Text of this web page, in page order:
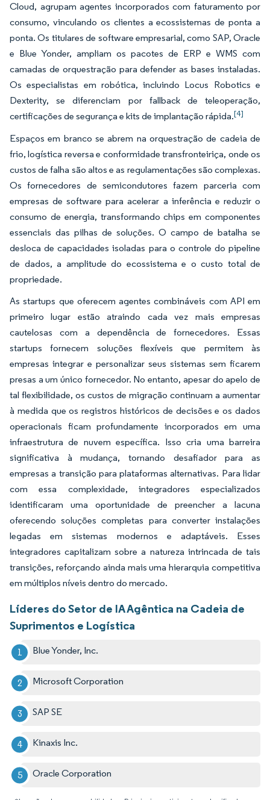
Cloud, agrupam agentes incorporados com faturamento por
consumo, vinculando os clientes a ecossistemas de ponta a
ponta. Os titulares de software empresarial, como SAP, Oracle
e Blue Yonder, ampliam os pacotes de ERP e WMS com
camadas de orquestração para defender as bases instaladas.
Os especialistas em robótica, incluindo Locus Robotics e
Dexterity, se diferenciam por fallback de teleoperação,
certificações de segurança e kits de implantação rápida.[4]
Espaços em branco se abrem na orquestração de cadeia de
frio, logística reversa e conformidade transfronteiriça, onde os
custos de falha são altos e as regulamentações são complexas.
Os fornecedores de semicondutores fazem parceria com
empresas de software para acelerar a inferência e reduzir o
consumo de energia, transformando chips em componentes
essenciais das pilhas de soluções. O campo de batalha se
desloca de capacidades isoladas para o controle do pipeline
de dados, a amplitude do ecossistema e o custo total de
propriedade.
As startups que oferecem agentes combináveis com API em
primeiro lugar estão atraindo cada vez mais empresas
cautelosas com a dependência de fornecedores. Essas
startups fornecem soluções flexíveis que permitem às
empresas integrar e personalizar seus sistemas sem ficarem
presas a um único fornecedor. No entanto, apesar do apelo de
tal flexibilidade, os custos de migração continuam a aumentar
à medida que os registros históricos de decisões e os dados
operacionais ficam profundamente incorporados em uma
infraestrutura de nuvem específica. Isso cria uma barreira
significativa à mudança, tornando desafiador para as
empresas a transição para plataformas alternativas. Para lidar
com essa complexidade, integradores especializados
identificaram uma oportunidade de preencher a lacuna
oferecendo soluções completas para converter instalações
legadas em sistemas modernos e adaptáveis. Esses
integradores capitalizam sobre a natureza intrincada de tais
transições, reforçando ainda mais uma hierarquia competitiva
em múltiplos níveis dentro do mercado.
Líderes do Setor de IA Agêntica na Cadeia de
Suprimentos e Logística
Blue Yonder, Inc.
Microsoft Corporation
SAP SE
Kinaxis Inc.
Oracle Corporation